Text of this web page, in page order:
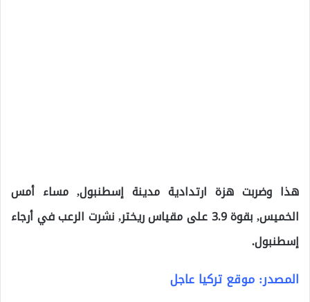
هذا وضربت هزة ارتدادية مدينة إسطنبول, مساء أمس
الخميس, بقوة 3.9 على مقياس ريختر, نشرت الرعب في أرجاء
إسطنبول.
المصدر: موقع تركيا عاجل